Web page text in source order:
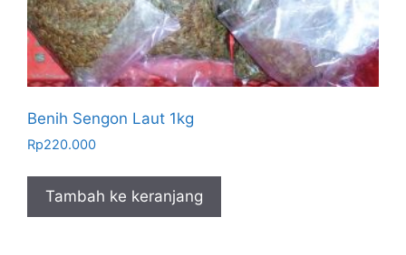
Benih Sengon Laut 1kg
Rp220.000
Tambah ke keranjang